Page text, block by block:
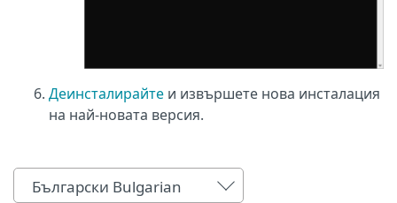
Деинсталирайте и извършете нова инсталация
на най-новата версия.
Български Bulgarian